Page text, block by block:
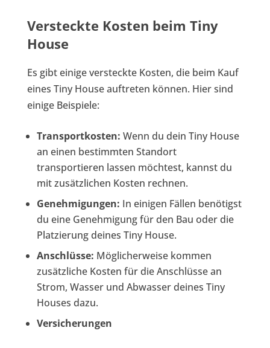
Versteckte Kosten beim Tiny
House
Es gibt einige versteckte Kosten, die beim Kauf
eines Tiny House auftreten können. Hier sind
einige Beispiele:
Transportkosten: Wenn du dein Tiny House
an einen bestimmten Standort
transportieren lassen möchtest, kannst du
mit zusätzlichen Kosten rechnen.
Genehmigungen: In einigen Fällen benötigst
du eine Genehmigung für den Bau oder die
Platzierung deines Tiny House.
Anschlüsse: Möglicherweise kommen
zusätzliche Kosten für die Anschlüsse an
Strom, Wasser und Abwasser deines Tiny
Houses dazu.
Versicherungen